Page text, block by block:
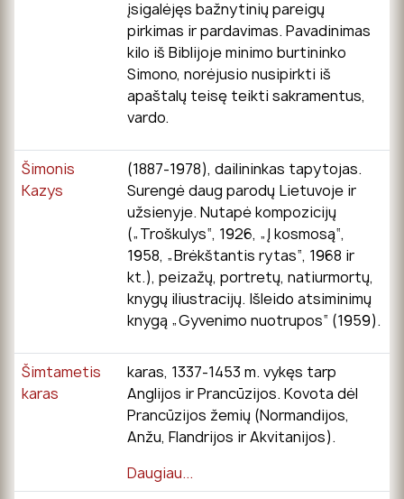
įsigalėjęs bažnytinių pareigų
pirkimas ir pardavimas. Pavadinimas
kilo iš Biblijoje minimo burtininko
Simono, norėjusio nusipirkti iš
apaštalų teisę teikti sakramentus,
vardo.
Šimonis
Kazys
(1887-1978), dailininkas tapytojas.
Surengė daug parodų Lietuvoje ir
užsienyje. Nutapė kompozicijų
(„Troškulys“, 1926, „Į kosmosą“,
1958, „Brėkštantis rytas“, 1968 ir
kt.), peizažų, portretų, natiurmortų,
knygų iliustracijų. Išleido atsiminimų
knygą „Gyvenimo nuotrupos“ (1959).
Šimtametis
karas
karas, 1337-1453 m. vykęs tarp
Anglijos ir Prancūzijos. Kovota dėl
Prancūzijos žemių (Normandijos,
Anžu, Flandrijos ir Akvitanijos).
Daugiau...